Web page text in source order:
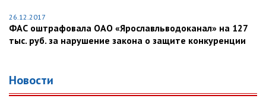
26.12.2017
ФАС оштрафовала ОАО «Ярославльводоканал» на 127
тыс. руб. за нарушение закона о защите конкуренции
Новости